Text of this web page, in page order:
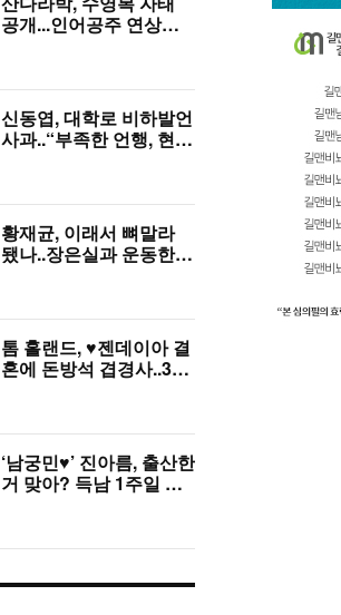
공개...인어공주 연상케
신동엽, 대학로 비하발언
사과..“부족한 언행, 현장
황재균, 이래서 뼈말라
됐나..장은실과 운동한
톰 홀랜드, ♥︎젠데이아 결
혼에 돈방석 겹경사..350
‘남궁민♥’ 진아름, 출산한
거 맞아? 득남 1주일 만